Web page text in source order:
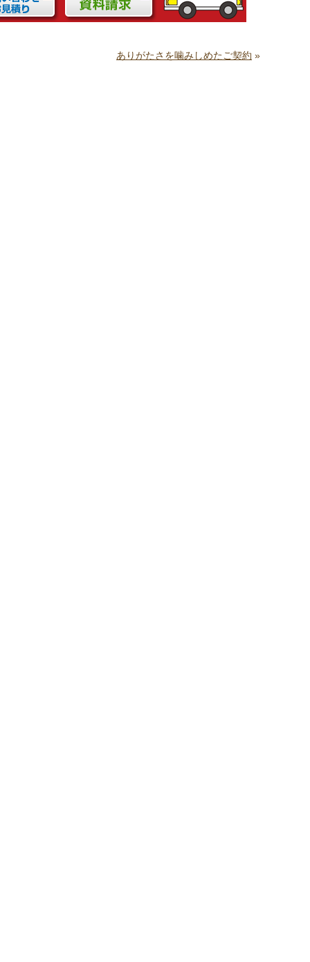
ありがたさを噛みしめたご契約 »